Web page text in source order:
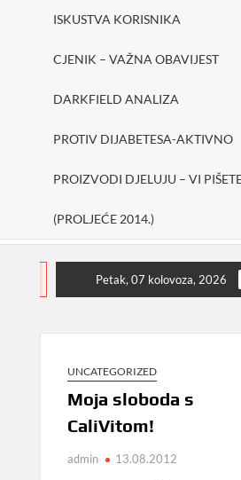
ISKUSTVA KORISNIKA
CJENIK – VAŽNA OBAVIJEST
DARKFIELD ANALIZA
PROTIV DIJABETESA-AKTIVNO
PROIZVODI DJELUJU – VI
(PROLJEĆE 2014.)
SHAKE ONE PURE
Petak, 07 kolovoza, 2026
UNCATEGORIZED
Moja sloboda s
CaliVitom!
admin 13.08.2012